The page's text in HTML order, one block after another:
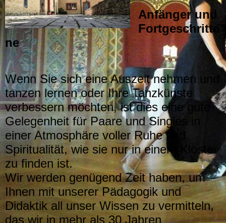
Anfänger und
Fortgeschritte
ne
Wenn Sie sich eine Auszeit nehmen und
tanzen lernen oder Ihre Tanzkünste
verbessern möchten, ist dies eine gute
Gelegenheit für Paare und Singles in
einer Atmosphäre voller Ruhe und
Spiritualität, wie sie nur in einem Kloster
zu finden ist.
Wir werden genügend Zeit haben, um
Ihnen mit unserer Pädagogik und
Didaktik all unser Wissen zu vermitteln,
das wir in mehr als 30 Jahren